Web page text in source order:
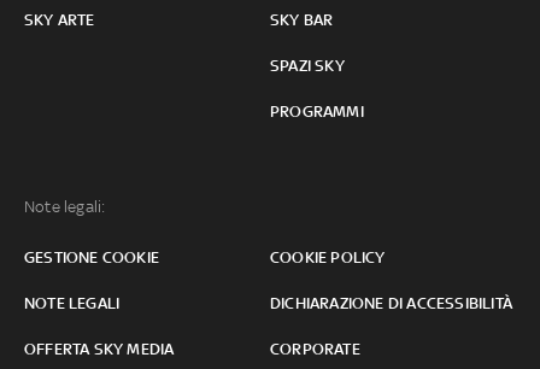
SKY ARTE SKY BAR
SPAZI SKY
PROGRAMMI
Note legali:
GESTIONE COOKIE COOKIE POLICY
NOTE LEGALI DICHIARAZIONE DI ACCESSIBILITÀ
OFFERTA SKY MEDIA CORPORATE